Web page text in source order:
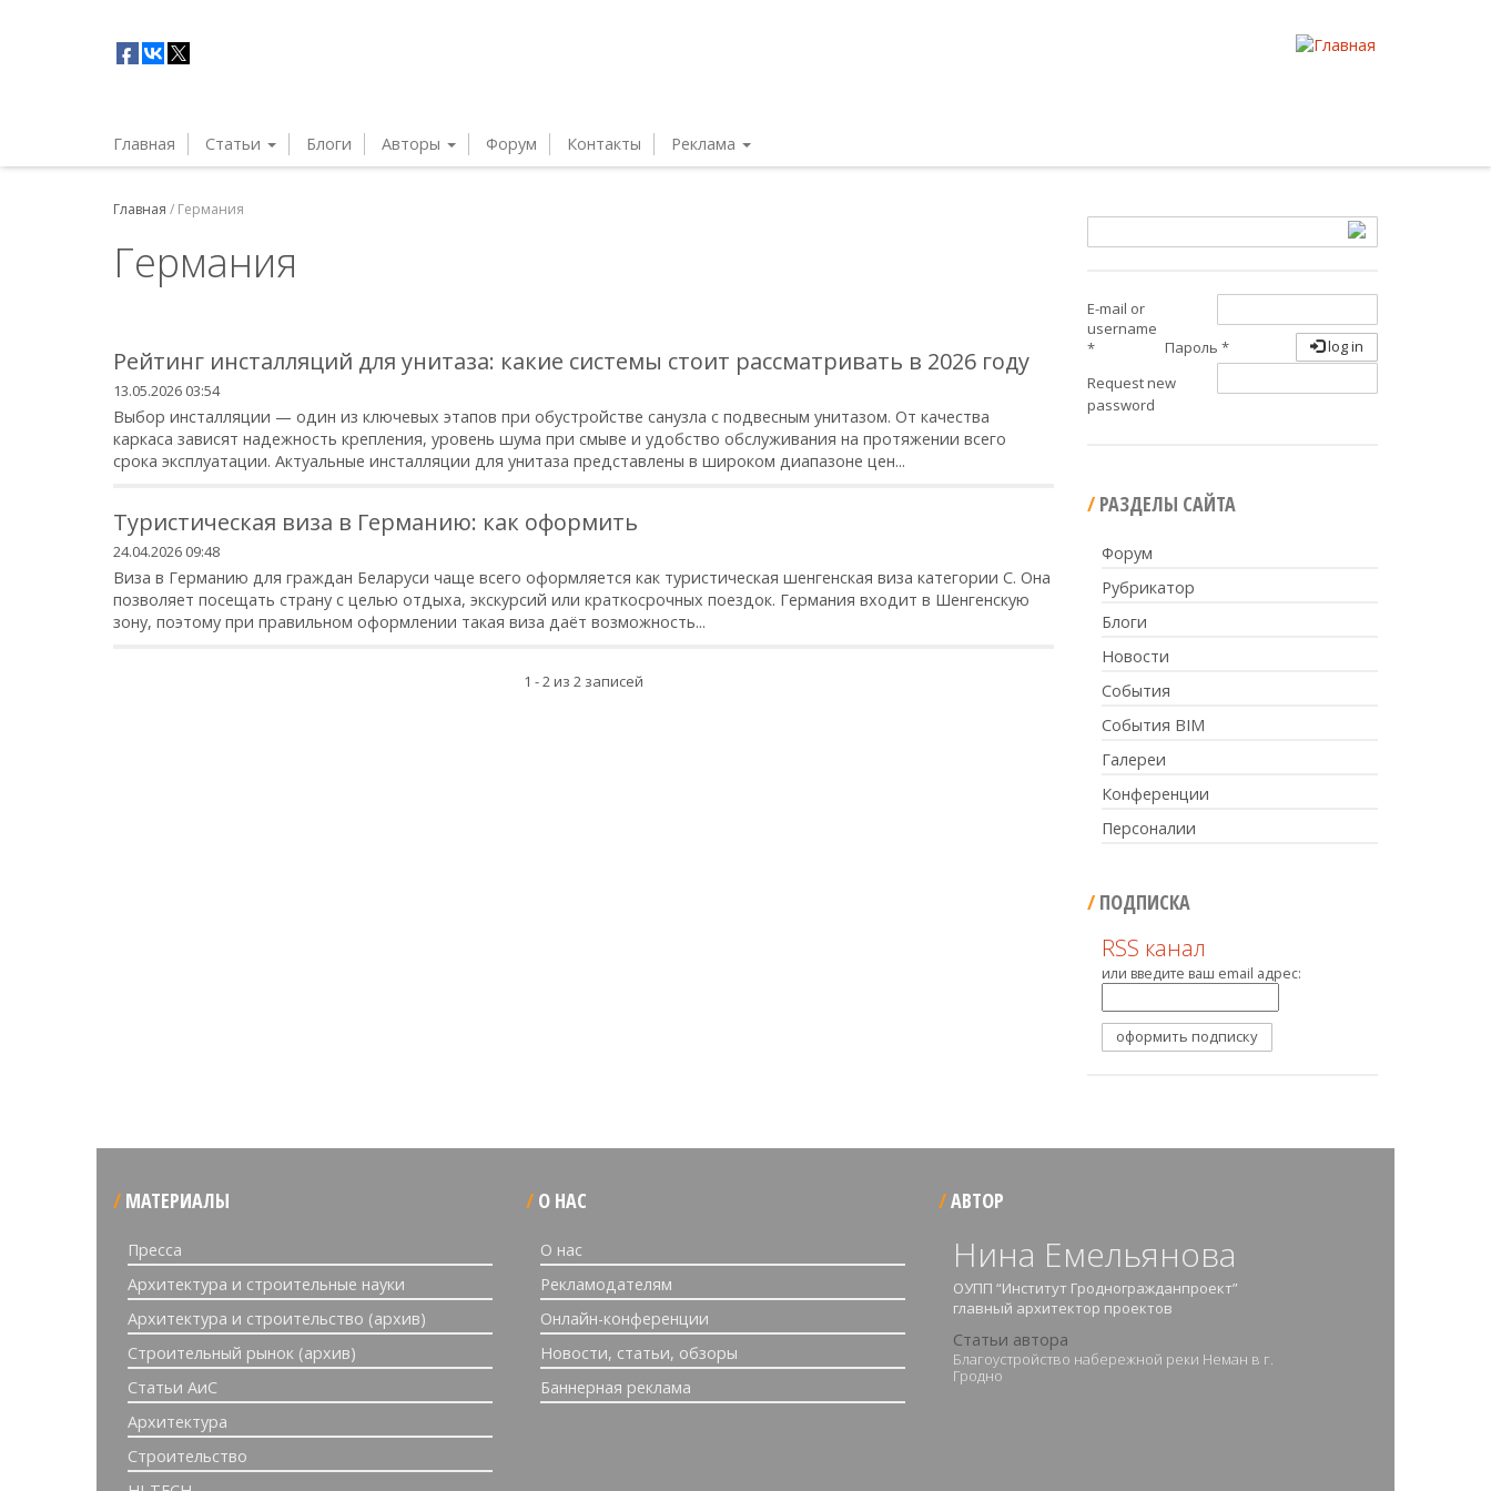
Главная Статьи Блоги Авторы Форум Контакты Реклама
Главная / Германия
Германия
Рейтинг инсталляций для унитаза: какие системы стоит рассматривать в 2026 году
13.05.2026 03:54
Выбор инсталляции — один из ключевых этапов при обустройстве санузла с подвесным унитазом. От качества
каркаса зависят надежность крепления, уровень шума при смыве и удобство обслуживания на протяжении всего
срока эксплуатации. Актуальные инсталляции для унитаза представлены в широком диапазоне цен...
Туристическая виза в Германию: как оформить
24.04.2026 09:48
Виза в Германию для граждан Беларуси чаще всего оформляется как туристическая шенгенская виза категории C. Она
позволяет посещать страну с целью отдыха, экскурсий или краткосрочных поездок. Германия входит в Шенгенскую
зону, поэтому при правильном оформлении такая виза даёт возможность...
1 - 2 из 2 записей
E-mail or
username
*
Пароль *
Request new
password
log in
РАЗДЕЛЫ САЙТА
Форум
Рубрикатор
Блоги
Новости
События
События BIM
Галереи
Конференции
Персоналии
ПОДПИСКА
RSS канал
или введите ваш email адрес:
МАТЕРИАЛЫ
Пресса
Архитектура и строительные науки
Архитектура и строительство (архив)
Строительный рынок (архив)
Статьи АиС
Архитектура
Строительство
О НАС
О нас
Рекламодателям
Онлайн-конференции
Новости, статьи, обзоры
Баннерная реклама
АВТОР
Нина Емельянова
ОУПП “Институт Гродногражданпроект”
главный архитектор проектов
Статьи автора
Благоустройство набережной реки Неман в г.
Гродно